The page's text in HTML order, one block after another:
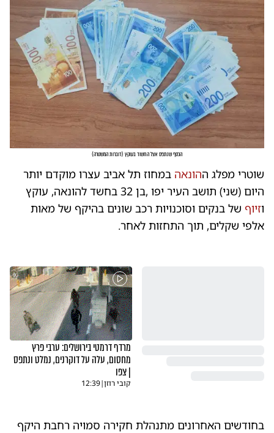
הכסף שנתפס אצל החשוד בעוקץ (דוברות המשטרה)
שוטרי מפלג ההונאה במחוז תל אביב עצרו מוקדם יותר
היום (שני) תושב העיר יפו ,בן 32 בחשד להונאה, עוקץ
וזיוף של בנקים וסוכנויות רכב שונים בהיקף של מאות
אלפי שקלים, תוך התחזות לאחר.
מרדף דרמטי בירושלים: ערבי פרץ
מחסום, עלה על דוקרנים, נמלט ונתפס
| צפו
קובי רוזן|
12:39
בחודשים האחרונים מתנהלת חקירה סמויה רחבת היקף